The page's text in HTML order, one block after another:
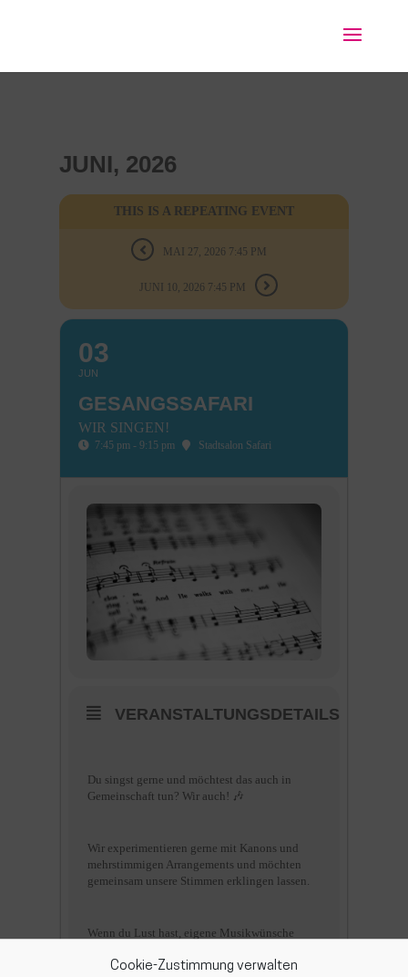
Cookie-Zustimmung verwalten
JUNI, 2026
THIS IS A REPEATING EVENT
MAI 27, 2026 7:45 PM
JUNI 10, 2026 7:45 PM
03
JUN
GESANGSSAFARI
WIR SINGEN!
7:45 pm - 9:15 pm Stadtsalon Safari
VERANSTALTUNGSDETAILS
Du singst gerne und möchtest das auch in
Gemeinschaft tun? Wir auch! 🎶
Wir experimentieren gerne mit Kanons und
mehrstimmigen Arrangements und möchten
gemeinsam unsere Stimmen erklingen lassen.
Wenn du Lust hast, eigene Musikwünsche
du herzlich willkommen!